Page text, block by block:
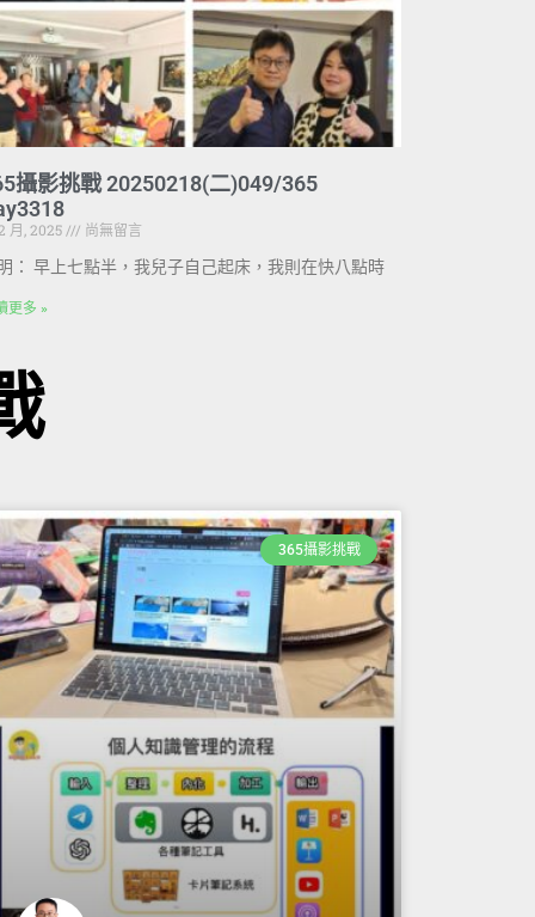
攝影挑戰 20250218(二)049/365
月, 2025
尚無留言
： 早上七點半，我兒子自己起床，我則在快八點時
更多 »
365攝影挑戰